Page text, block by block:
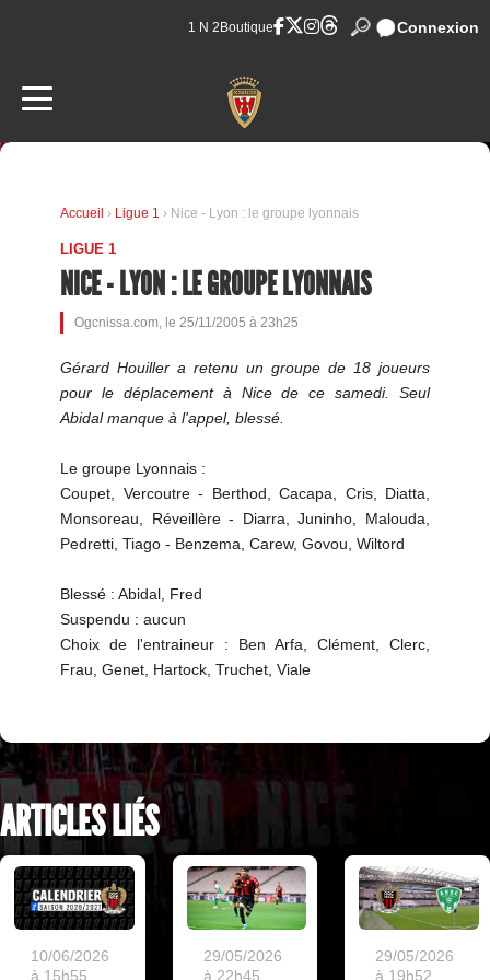
1 N 2 Boutique Connexion
Accueil › Ligue 1 › Nice - Lyon : le groupe lyonnais
LIGUE 1
NICE - LYON : LE GROUPE LYONNAIS
Ogcnissa.com, le 25/11/2005 à 23h25
Gérard Houiller a retenu un groupe de 18 joueurs
pour le déplacement à Nice de ce samedi. Seul
Abidal manque à l'appel, blessé.
Le groupe Lyonnais :
Coupet, Vercoutre - Berthod, Cacapa, Cris, Diatta,
Monsoreau, Réveillère - Diarra, Juninho, Malouda,
Pedretti, Tiago - Benzema, Carew, Govou, Wiltord
Blessé : Abidal, Fred
Suspendu : aucun
Choix de l'entraineur : Ben Arfa, Clément, Clerc,
Frau, Genet, Hartock, Truchet, Viale
ARTICLES LIÉS
10/06/2026
à 15h55
29/05/2026
à 22h45
29/05/2026
à 19h52